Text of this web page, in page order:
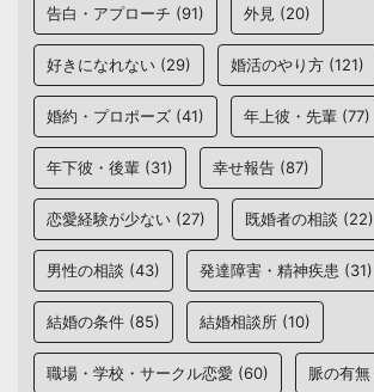
告白・アプローチ (91) 外見 (20)
好きになれない (29) 婚活のやり方 (121)
婚約・プロポーズ (41) 年上彼・先輩 (77)
年下彼・後輩 (31) 幸せ報告 (87)
恋愛経験が少ない (27) 既婚者の相談 (22)
男性の相談 (43) 発達障害・精神疾患 (31)
結婚の条件 (85) 結婚相談所 (10)
職場・学校・サークル恋愛 (60) 脈の有無